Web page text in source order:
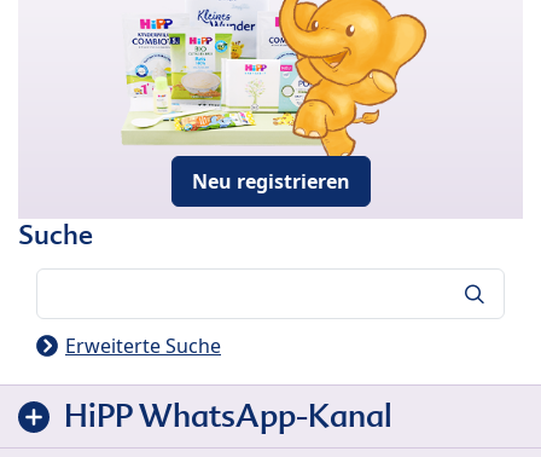
Neu registrieren
Suche
Erweiterte Suche
HiPP WhatsApp-Kanal